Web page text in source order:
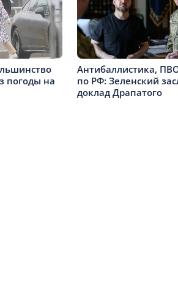
погоды на
Антибаллистика,
по РФ: Зеленский
доклад Драпатого